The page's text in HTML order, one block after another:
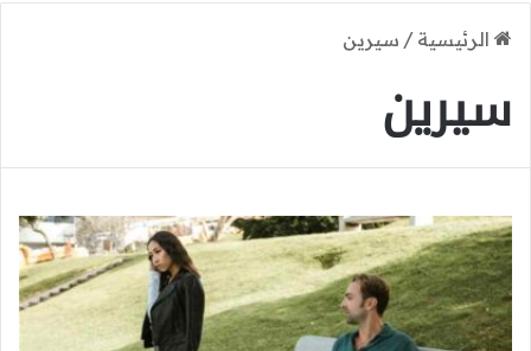
الرئيسية / سيرين
سيرين